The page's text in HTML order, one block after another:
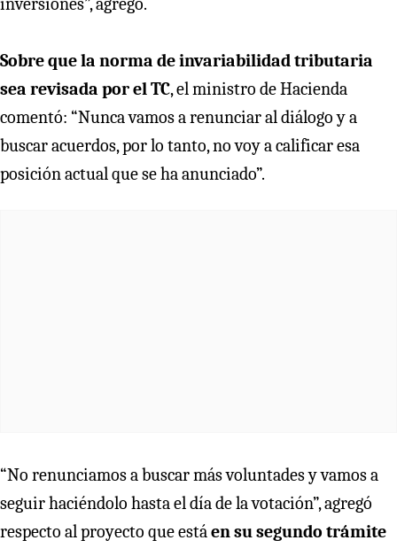
Sobre que la norma de invariabilidad tributaria
sea revisada por el TC, el ministro de Hacienda
comentó: “Nunca vamos a renunciar al diálogo y a
buscar acuerdos, por lo tanto, no voy a calificar esa
posición actual que se ha anunciado”.
“No renunciamos a buscar más voluntades y vamos a
seguir haciéndolo hasta el día de la votación”, agregó
respecto al proyecto que estáen su segundo trámite